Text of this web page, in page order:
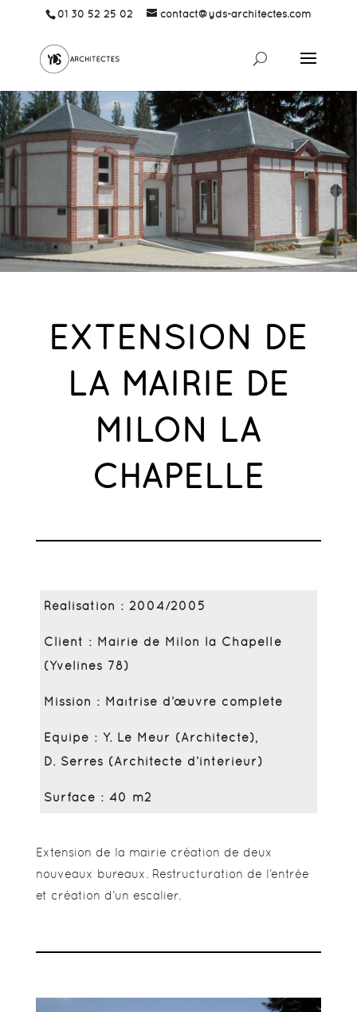
01 30 52 25 02 contact@yds-architectes.com
EXTENSION DE
LA MAIRIE DE
MILON LA
CHAPELLE
Réalisation : 2004/2005
Client : Mairie de Milon la Chapelle
(Yvelines 78)
Mission : Maîtrise d’œuvre complète
Equipe : Y. Le Meur (Architecte),
D. Serres (Architecte d’intérieur)
Surface : 40 m2
Extension de la mairie création de deux
nouveaux bureaux. Restructuration de l’entrée
et création d’un escalier.